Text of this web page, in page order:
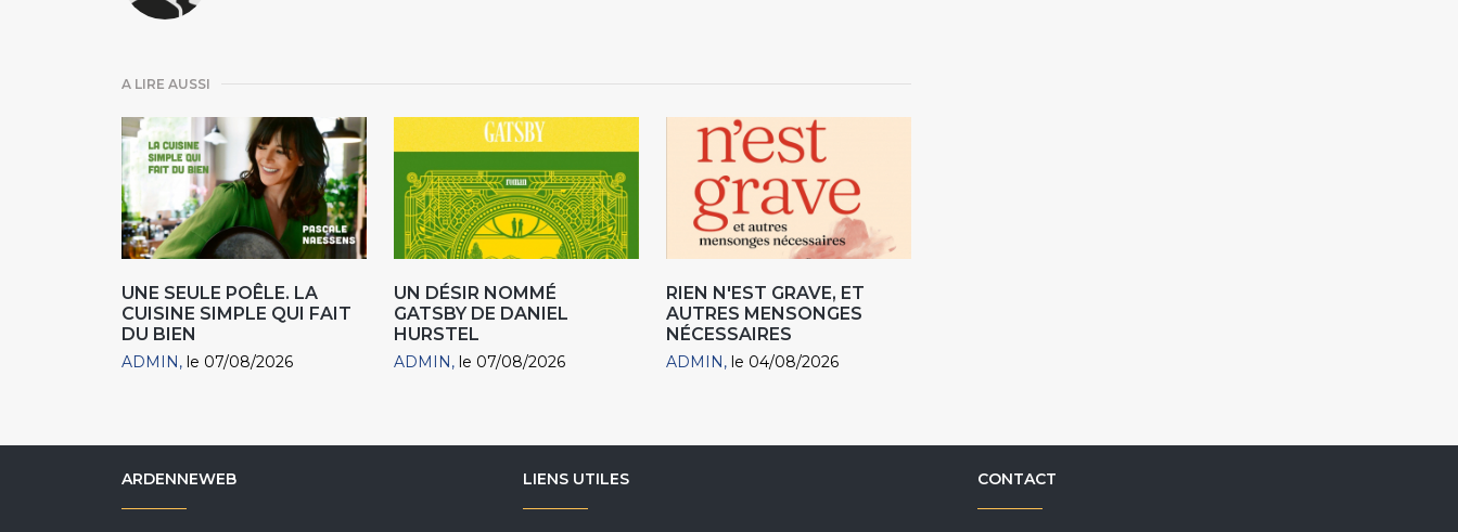
A LIRE AUSSI
UNE SEULE POÊLE. LA
CUISINE SIMPLE QUI FAIT
DU BIEN
ADMIN le 07/08/2026
UN DÉSIR NOMMÉ
GATSBY DE DANIEL
HURSTEL
ADMIN le 07/08/2026
RIEN N'EST GRAVE, ET
AUTRES MENSONGES
NÉCESSAIRES
ADMIN le 04/08/2026
ARDENNEWEB LIENS UTILES CONTACT